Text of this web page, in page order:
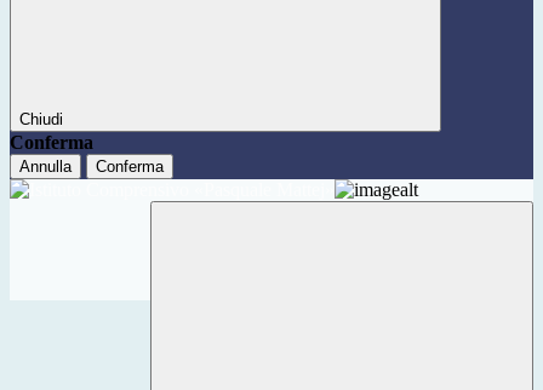
Chiudi
Conferma
Annulla Conferma